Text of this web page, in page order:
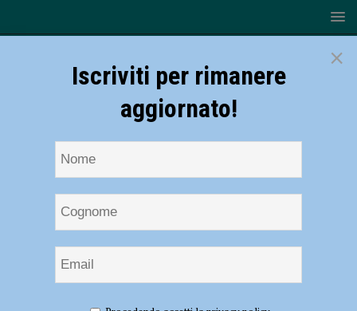
×
Iscriviti per rimanere
aggiornato!